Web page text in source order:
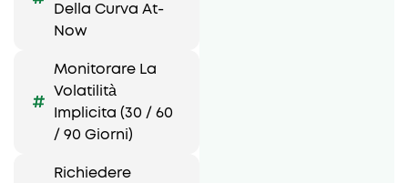
Della Curva At-
Now
Monitorare La
Volatilità
Implicita (30 / 60
/ 90 Giorni)
Richiedere